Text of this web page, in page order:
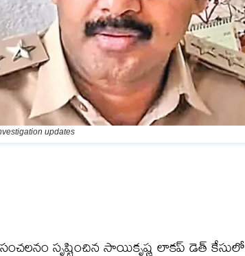
updates
సృష్టించిన సాయికృష్ణ లాకప్ డెత్ కేసులో